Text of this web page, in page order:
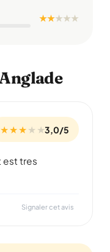
★ ★★★★
★ ★ ★★ ★3,0/5
est tres
Signaler cet avis